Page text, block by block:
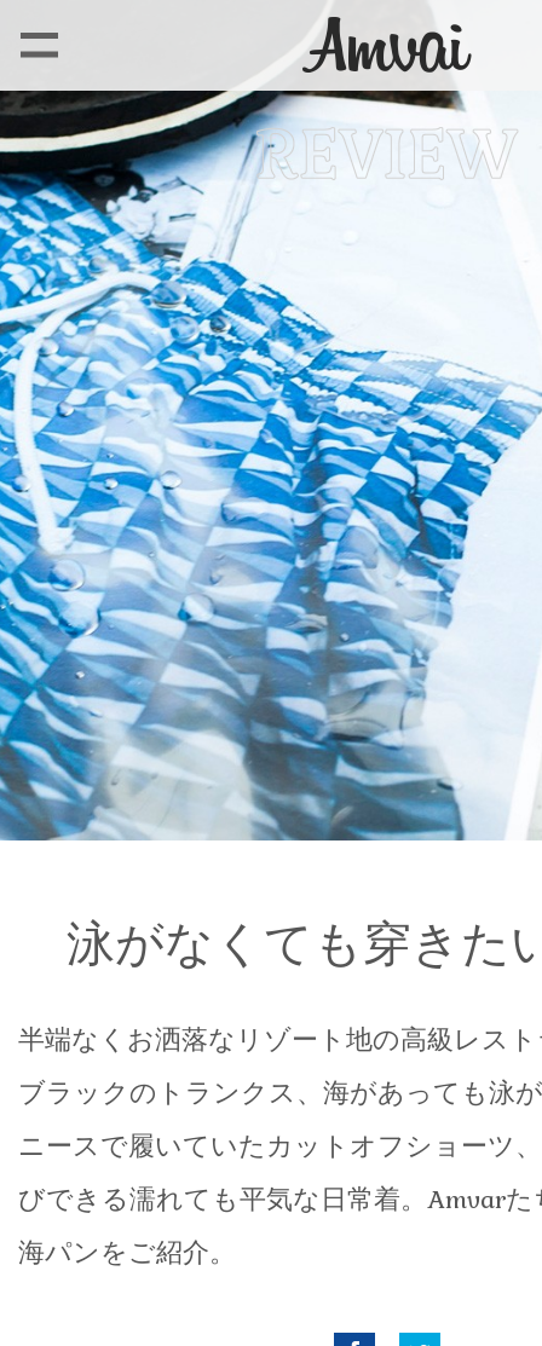
泳がなくても穿きた
半端なくお洒落なリゾート地の高級レス
ブラックのトランクス、海があっても泳
ニースで履いていたカットオフショーツ
びできる濡れても平気な日常着。Amvar
海パンをご紹介。